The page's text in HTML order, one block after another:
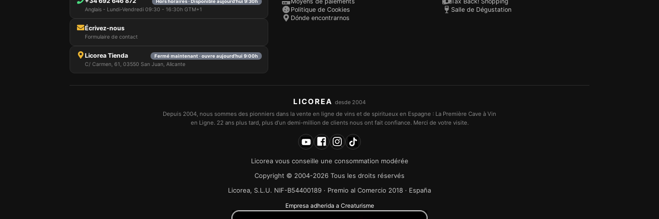
Anglais - Lundi-Vendredi 09:30 - 16:30h GTM+1
Écrivez-nous
Formulaire de contact
Licorea Tienda Fermé maintenant · ouvre aujourd’hui 9:00h
C/ Carmen, 61, 03550 San Juan, Alicante
Politique de Cookies
Dónde encontrarnos
Salle de Dégustation
LICOREA desde 2004
Depuis 2004, nous sommes des pionniers dans la vente en ligne de vins et de spiritueux en Espagne : La Première Cave à Vin
en Ligne. 22 ans plus tard, plus d’un demi-million de clients nous ont fait confiance. Merci de votre visite.
Licorea vous conseille une consommation modérée
Copyright © 2004-2026 Tous les droits réservés
Licorea, S.L.U. NIF-B54400189 · Premio al Comercio 2018 · España
Empresa adherida a Creaturisme